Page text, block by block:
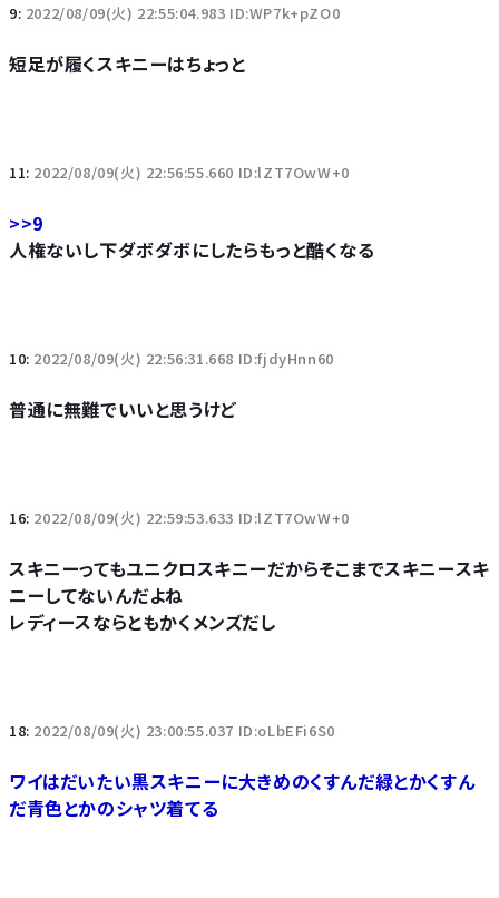
9: 2022/08/09(火) 22:55:04.983 ID:WP7k+pZO0
短足が履くスキニーはちょっと
11: 2022/08/09(火) 22:56:55.660 ID:lZT7OwW+0
>>9
人権ないし下ダボダボにしたらもっと酷くなる
10: 2022/08/09(火) 22:56:31.668 ID:fjdyHnn60
普通に無難でいいと思うけど
16: 2022/08/09(火) 22:59:53.633 ID:lZT7OwW+0
スキニーってもユニクロスキニーだからそこまでスキニースキ
ニーしてないんだよね
レディースならともかくメンズだし
18: 2022/08/09(火) 23:00:55.037 ID:oLbEFi6S0
ワイはだいたい黒スキニーに大きめのくすんだ緑とかくすん
だ青色とかのシャツ着てる